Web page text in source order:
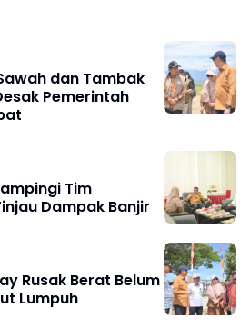
dan Tambak
Pemerintah
Tim
Dampak Banjir
Rusak Berat Belum
Lumpuh